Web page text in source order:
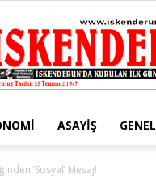
ASAYIŞ GENEL
‘Sosyal’ Mesaj!